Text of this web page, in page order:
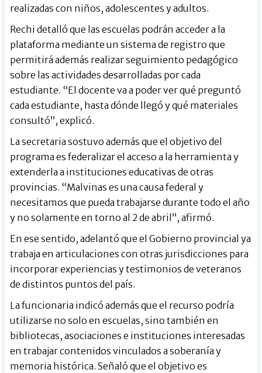
realizadas con niños, adolescentes y adultos.
Rechi detalló que las escuelas podrán acceder a la
plataforma mediante un sistema de registro que
permitirá además realizar seguimiento pedagógico
sobre las actividades desarrolladas por cada
estudiante. “El docente va a poder ver qué preguntó
cada estudiante, hasta dónde llegó y qué materiales
consultó”, explicó.
La secretaria sostuvo además que el objetivo del
programa es federalizar el acceso a la herramienta y
extenderla a instituciones educativas de otras
provincias. “Malvinas es una causa federal y
necesitamos que pueda trabajarse durante todo el año
y no solamente en torno al 2 de abril”, afirmó.
En ese sentido, adelantó que el Gobierno provincial ya
trabaja en articulaciones con otras jurisdicciones para
incorporar experiencias y testimonios de veteranos
de distintos puntos del país.
La funcionaria indicó además que el recurso podría
utilizarse no solo en escuelas, sino también en
bibliotecas, asociaciones e instituciones interesadas
en trabajar contenidos vinculados a soberanía y
memoria histórica. Señaló que el objetivo es